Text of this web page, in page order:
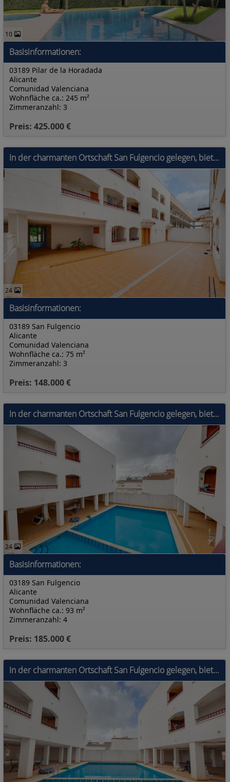
10
Basisinformationen:
03189 Pilar de la Horadada
Alicante
Comunidad Valenciana
Preis: 425.000 €
Wohnfläche ca.: 245 m²
Zimmeranzahl: 3
In der charmanten Ortschaft San Fulgencio gelegen, bietet diese Wohnanlage insgesamt 33 Wohnungen, die darauf ausgelegt sind, die Bedürfnisse derjeni
24
Basisinformationen:
03189 San Fulgencio
Alicante
Comunidad Valenciana
Preis: 148.000 €
Wohnfläche ca.: 75 m²
Zimmeranzahl: 3
In der charmanten Ortschaft San Fulgencio gelegen, bietet diese Wohnanlage insgesamt 33 Wohnungen, die darauf ausgelegt sind, die Bedürfnisse derjeni
24
Basisinformationen:
03189 San Fulgencio
Alicante
Comunidad Valenciana
Preis: 185.000 €
Wohnfläche ca.: 93 m²
Zimmeranzahl: 4
In der charmanten Ortschaft San Fulgencio gelegen, bietet diese Wohnanlage insgesamt 33 Wohnungen, die darauf ausgelegt sind, die Bedürfnisse derjeni